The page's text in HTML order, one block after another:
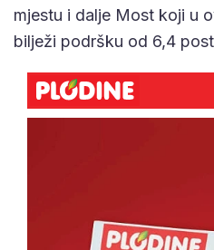
mjestu i dalje Most koji u
bilježi podršku od 6,4